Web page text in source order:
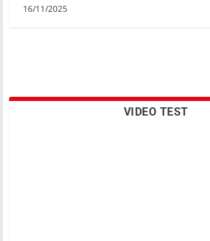
16/11/2025
VIDEO TEST